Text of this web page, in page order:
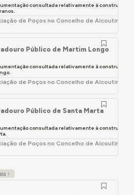
do Primeiro Ministro, o GaPA
âmbito da Secretaria de
só, porque as dotações
(inicialmente incluídas
da Secretaria de Estado das
para o âmbito da
do Plano, mas também,
GaPA passou a competir ao
Central de Planeamento
situação regularizada pelo
janeiro.
consultada relativamente à construção
de Poços no Concelho de Alcoutim -
Público de Martim Longo
consultada relativamente à construção
de Poços no Concelho de Alcoutim -
Público de Santa Marta
consultada relativamente à construção
de Poços no Concelho de Alcoutim -